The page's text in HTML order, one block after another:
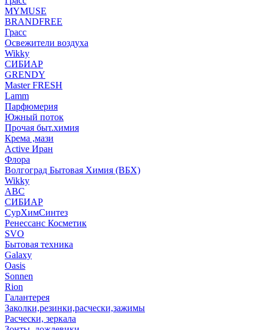
MYMUSE
BRANDFREE
Грасс
Освежители воздуха
Wikky
СИБИАР
GRENDY
Master FRESH
Lamm
Парфюмерия
Южный поток
Прочая быт.химия
Крема ,мази
Аctive Иран
Флора
Волгоград Бытовая Химия (ВБХ)
Wikky
АВС
СИБИАР
СурХимСинтез
Ренессанс Косметик
SVO
Бытовая техника
Galaxy
Oasis
Sonnen
Rion
Галантерея
Заколки,резинки,расчески,зажимы
Расчески, зеркала